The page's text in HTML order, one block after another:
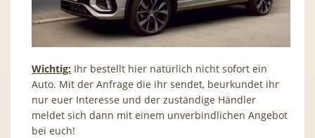
Wichtig: Ihr bestellt hier natürlich nicht sofort ein
Auto. Mit der Anfrage die ihr sendet, beurkundet ihr
nur euer Interesse und der zuständige Händler
meldet sich dann mit einem unverbindlichen Angebot
bei euch!